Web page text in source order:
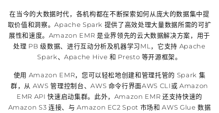
在当今的大数据时代，各机构都在不断探索如何从庞大的数据集中提
取价值和洞察。Apache Spark 提供了高效处理大量数据所需的可扩
展性和速度。Amazon EMR 是业界领先的云大数据解决方案，用于
处理 PB 级数据、进行互动分析及机器学习ML，它支持 Apache
Spark、Apache Hive 和 Presto 等开源框架。
使用 Amazon EMR，您可以轻松地创建和管理托管的 Spark 集
群，从 AWS 管理控制台、AWS 命令行界面AWS CLI或 Amazon
EMR API 快速启动集群。此外，Amazon EMR 还支持快速的
Amazon S3 连接、与 Amazon EC2 Spot 市场和 AWS Glue 数据